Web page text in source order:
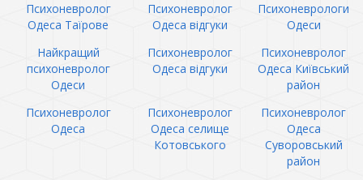
Психоневролог
Одеса Таїрове
Психоневролог
Одеса відгуки
Психоневрологи
Одеси
Найкращий
психоневролог
Одеси
Психоневролог
Одеса відгуки
Психоневролог
Одеса Київський
район
Психоневролог
Одеса
Психоневролог
Одеса селище
Котовського
Психоневролог
Одеса
Суворовський
район